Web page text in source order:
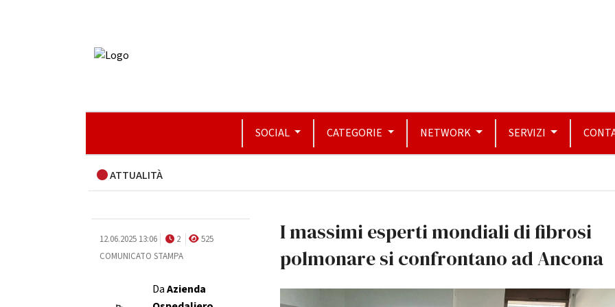
SOCIAL CATEGORIE NETWORK SERVIZI
ATTUALITÀ
12.06.2025 13:06 2
525
COMUNICATO STAMPA
DaAzienda
I massimi esperti mondiali di fibrosi
polmonare si confrontano ad Ancona